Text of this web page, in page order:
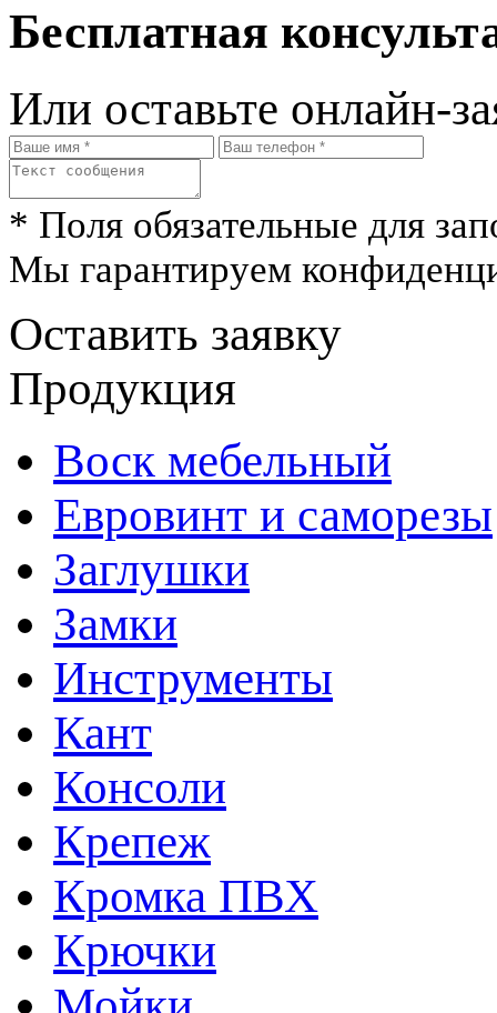
Бесплатная
Или оставьте онлайн-
* Поля обязательные для
Мы гарантируем
Оставить заявку
Продукция
Воск мебельный
Евровинт и саморезы
Заглушки
Замки
Инструменты
Кант
Консоли
Крепеж
Кромка ПВХ
Крючки